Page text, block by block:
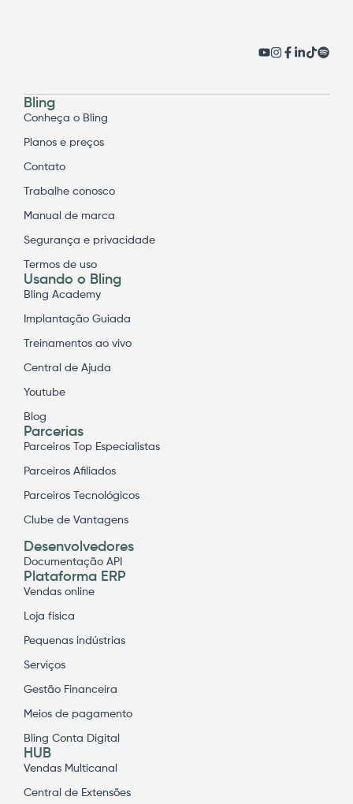
Bling
Conheça o Bling
Planos e preços
Contato
Trabalhe conosco
Manual de marca
Segurança e privacidade
Termos de uso
Usando o Bling
Bling Academy
Implantação Guiada
Treinamentos ao vivo
Central de Ajuda
Youtube
Blog
Parcerias
Parceiros Top Especialistas
Parceiros Afiliados
Parceiros Tecnológicos
Clube de Vantagens
Desenvolvedores
Documentação API
Plataforma ERP
Vendas online
Loja física
Pequenas indústrias
Serviços
Gestão Financeira
Meios de pagamento
Bling Conta Digital
HUB
Vendas Multicanal
Central de Extensões